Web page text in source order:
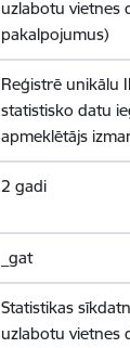
uzlabotu vietnes
pakalpojumus)
Reģistrē unikālu
statistisko datu
apmeklētājs
2 gadi
_gat
Statistikas
uzlabotu vietnes